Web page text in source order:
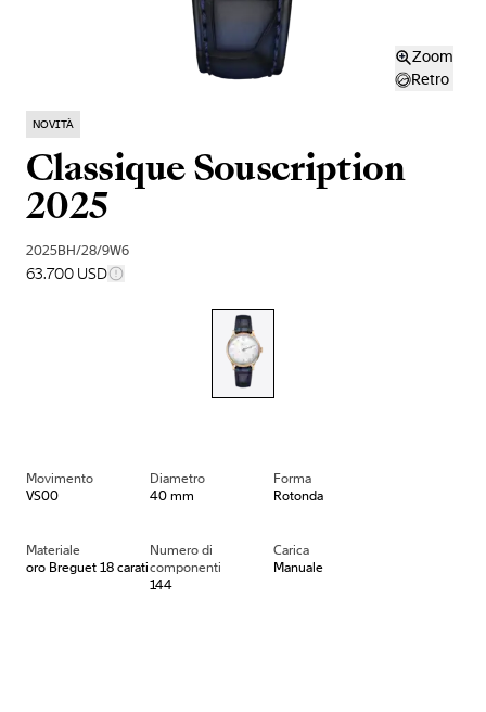
Zoom
Retro
NOVITÀ
Classique Souscription
2025
2025BH/28/9W6
63.700 USD
Movimento
VS00
Diametro
40 mm
Forma
Rotonda
Materiale
oro Breguet 18 carati
Numero di
componenti
144
Carica
Manuale